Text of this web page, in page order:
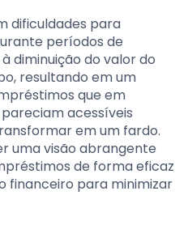
dificuldades para
períodos de
diminuição do valor do
resultando em um
que em
acessíveis
em um fardo.
uma visão abrangente
de forma eficaz
financeiro para minimizar